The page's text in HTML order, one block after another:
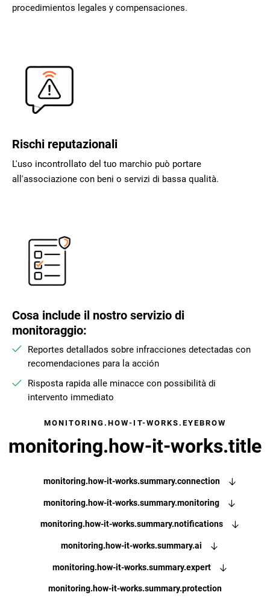
procedimientos legales y compensaciones.
Rischi reputazionali
L'uso incontrollato del tuo marchio può portare
all'associazione con beni o servizi di bassa qualità.
Cosa include il nostro servizio di
monitoraggio:
Reportes detallados sobre infracciones detectadas con
recomendaciones para la acción
Risposta rapida alle minacce con possibilità di
intervento immediato
MONITORING.HOW-IT-WORKS.EYEBROW
monitoring.how-it-works.title
monitoring.how-it-works.summary.connection
monitoring.how-it-works.summary.monitoring
monitoring.how-it-works.summary.notifications
monitoring.how-it-works.summary.ai
monitoring.how-it-works.summary.expert
monitoring.how-it-works.summary.protection